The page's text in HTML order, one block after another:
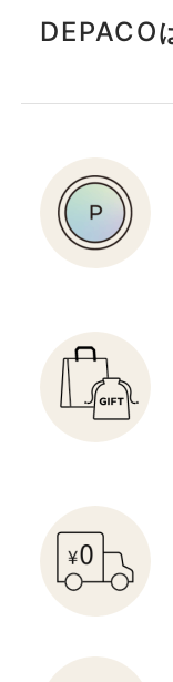
DEPACO